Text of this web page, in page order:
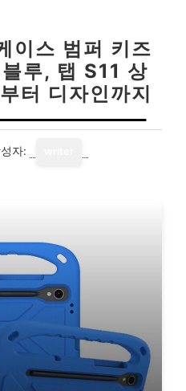
이스 범퍼 키즈
루, 탭 S11 상
터 디자인까지
자: